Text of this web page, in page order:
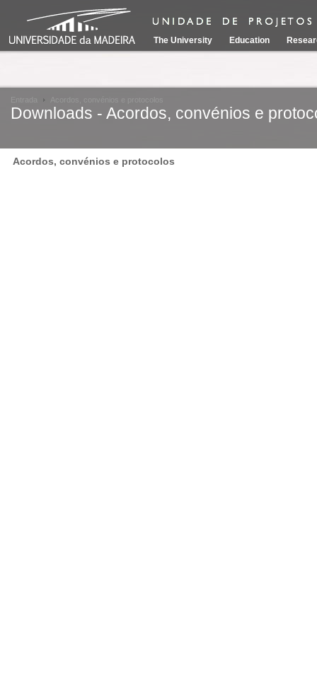
The University Education
Entrada Acordos, convénios e protocolos
Downloads - Acordos, convénios e
Acordos, convénios e protocolos